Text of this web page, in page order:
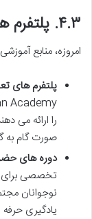
۴.۳. پلتفرم ها و منابع آموزشی آنلاین
امروزه، منابع
پلتفرم های
را ارائه می
صورت گام به
دوره های
نوجوانان
یادگیری